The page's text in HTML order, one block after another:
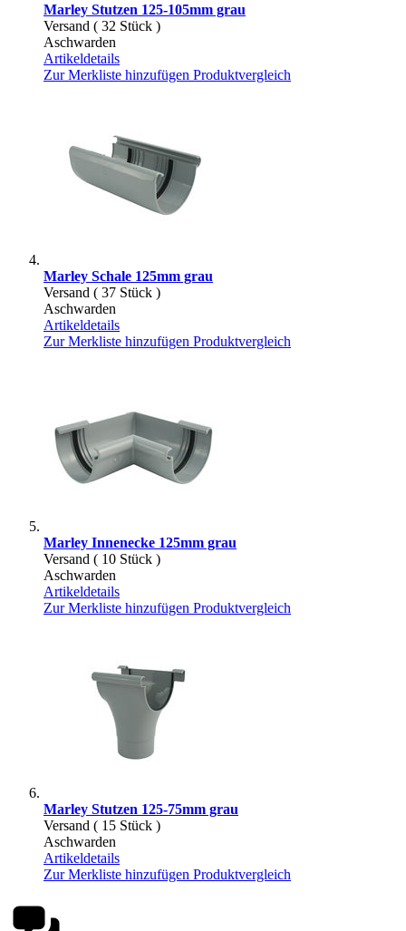
Marley Stutzen 125-105mm grau
Versand ( 32 Stück )
Aschwarden
Artikeldetails
Zur Merkliste hinzufügen Produktvergleich
Marley Schale 125mm grau
Versand ( 37 Stück )
Aschwarden
Artikeldetails
Zur Merkliste hinzufügen Produktvergleich
Marley Innenecke 125mm grau
Versand ( 10 Stück )
Aschwarden
Artikeldetails
Zur Merkliste hinzufügen Produktvergleich
Marley Stutzen 125-75mm grau
Versand ( 15 Stück )
Aschwarden
Artikeldetails
Zur Merkliste hinzufügen Produktvergleich